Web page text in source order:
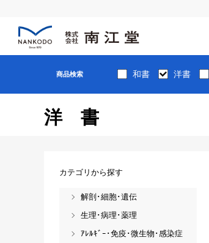
商品検索 和書 洋書
洋書
カテゴリから探す
解剖･細胞･遺伝
生理･病理･薬理
ｱﾚﾙｷﾞｰ･免疫･微生物･感染症